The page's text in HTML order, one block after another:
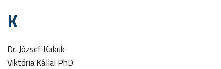
K
Dr. József Kakuk
Viktória Kállai PhD